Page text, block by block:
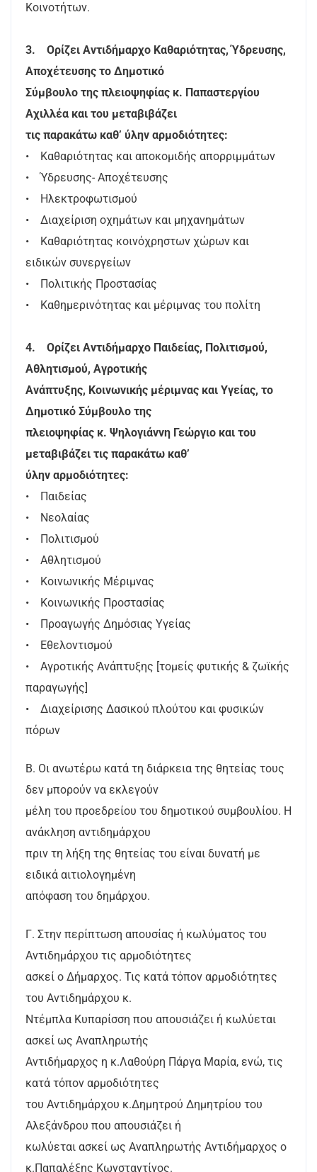
Κοινοτήτων.
3. Ορίζει Αντιδήμαρχο Καθαριότητας, Ύδρευσης,
Αποχέτευσης το Δημοτικό
Σύμβουλο της πλειοψηφίας κ. Παπαστεργίου
Αχιλλέα και του μεταβιβάζει
τις παρακάτω καθ’ ύλην αρμοδιότητες:
• Καθαριότητας και αποκομιδής απορριμμάτων
• Ύδρευσης- Αποχέτευσης
• Ηλεκτροφωτισμού
• Διαχείριση οχημάτων και μηχανημάτων
• Καθαριότητας κοινόχρηστων χώρων και
ειδικών συνεργείων
• Πολιτικής Προστασίας
• Καθημερινότητας και μέριμνας του πολίτη
4. Ορίζει Αντιδήμαρχο Παιδείας, Πολιτισμού,
Αθλητισμού, Αγροτικής
Ανάπτυξης, Κοινωνικής μέριμνας και Υγείας, το
Δημοτικό Σύμβουλο της
πλειοψηφίας κ. Ψηλογιάννη Γεώργιο και του
μεταβιβάζει τις παρακάτω καθ’
ύλην αρμοδιότητες:
• Παιδείας
• Νεολαίας
• Πολιτισμού
• Αθλητισμού
• Κοινωνικής Μέριμνας
• Κοινωνικής Προστασίας
• Προαγωγής Δημόσιας Υγείας
• Εθελοντισμού
• Αγροτικής Ανάπτυξης [τομείς φυτικής & ζωϊκής
παραγωγής]
• Διαχείρισης Δασικού πλούτου και φυσικών
πόρων
Β. Οι ανωτέρω κατά τη διάρκεια της θητείας τους
δεν μπορούν να εκλεγούν
μέλη του προεδρείου του δημοτικού συμβουλίου. Η
ανάκληση αντιδημάρχου
πριν τη λήξη της θητείας του είναι δυνατή με
ειδικά αιτιολογημένη
απόφαση του δημάρχου.
Γ. Στην περίπτωση απουσίας ή κωλύματος του
Αντιδημάρχου τις αρμοδιότητες
ασκεί ο Δήμαρχος. Τις κατά τόπον αρμοδιότητες
του Αντιδημάρχου κ.
Ντέμπλα Κυπαρίσση που απουσιάζει ή κωλύεται
ασκεί ως Αναπληρωτής
Αντιδήμαρχος η κ.Λαθούρη Πάργα Μαρία, ενώ, τις
κατά τόπον αρμοδιότητες
του Αντιδημάρχου κ.Δημητρού Δημητρίου του
Αλεξάνδρου που απουσιάζει ή
κωλύεται ασκεί ως Αναπληρωτής Αντιδήμαρχος ο
κ.Παπαλέξης Κωνσταντίνος.